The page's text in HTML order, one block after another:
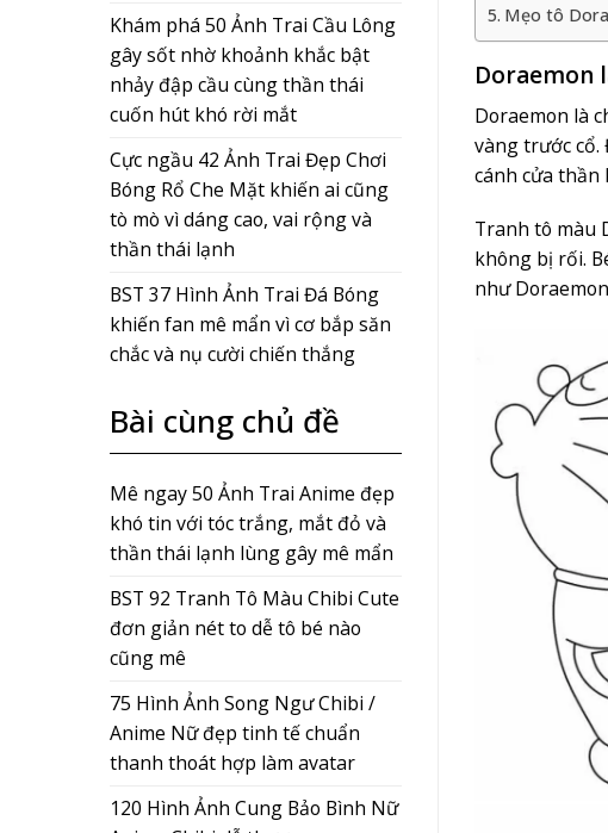
Khám phá 50 Ảnh Trai Cầu Lông
gây sốt nhờ khoảnh khắc bật
nhảy đập cầu cùng thần thái
cuốn hút khó rời mắt
Cực ngầu 42 Ảnh Trai Đẹp Chơi
Bóng Rổ Che Mặt khiến ai cũng
tò mò vì dáng cao, vai rộng và
thần thái lạnh
BST 37 Hình Ảnh Trai Đá Bóng
khiến fan mê mẩn vì cơ bắp săn
chắc và nụ cười chiến thắng
Bài cùng chủ đề
Mê ngay 50 Ảnh Trai Anime đẹp
khó tin với tóc trắng, mắt đỏ và
thần thái lạnh lùng gây mê mẩn
BST 92 Tranh Tô Màu Chibi Cute
đơn giản nét to dễ tô bé nào
cũng mê
75 Hình Ảnh Song Ngư Chibi /
Anime Nữ đẹp tinh tế chuẩn
thanh thoát hợp làm avatar
120 Hình Ảnh Cung Bảo Bình Nữ
Mẹo tô
Doraemon
Doraemon là
vàng trước
cánh cửa thần
Tranh tô màu
không bị rối.
như